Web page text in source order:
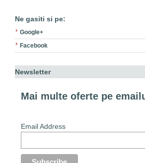
Ne gasiti si pe:
Google+
Facebook
Newsletter
Mai multe oferte pe
Email Address